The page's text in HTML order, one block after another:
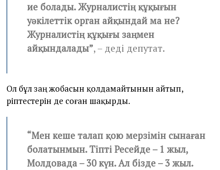
ие болады. Журналистің құқығын
уәкілеттік орган айқындай ма не?
Журналистің құқығы заңмен
айқындалады”, – деді депутат.
Ол бұл заң жобасын қолдамайтынын айтып,
әріптестерін де соған шақырды.
“Мен кеше талап қою мерзімін сынаған
болатынмын. Тіпті Ресейде – 1 жыл,
Молдовада – 30 күн. Ал бізде – 3 жыл.